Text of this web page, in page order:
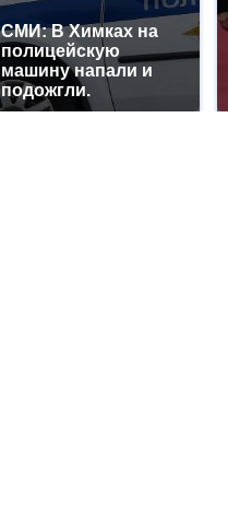
СМИ: В Химках на
полицейскую
машину напали и
подожгли.